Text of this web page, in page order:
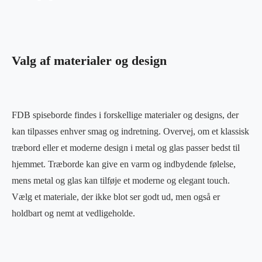
Valg af materialer og design
FDB spiseborde findes i forskellige materialer og designs, der
kan tilpasses enhver smag og indretning. Overvej, om et klassisk
træbord eller et moderne design i metal og glas passer bedst til
hjemmet. Træborde kan give en varm og indbydende følelse,
mens metal og glas kan tilføje et moderne og elegant touch.
Vælg et materiale, der ikke blot ser godt ud, men også er
holdbart og nemt at vedligeholde.